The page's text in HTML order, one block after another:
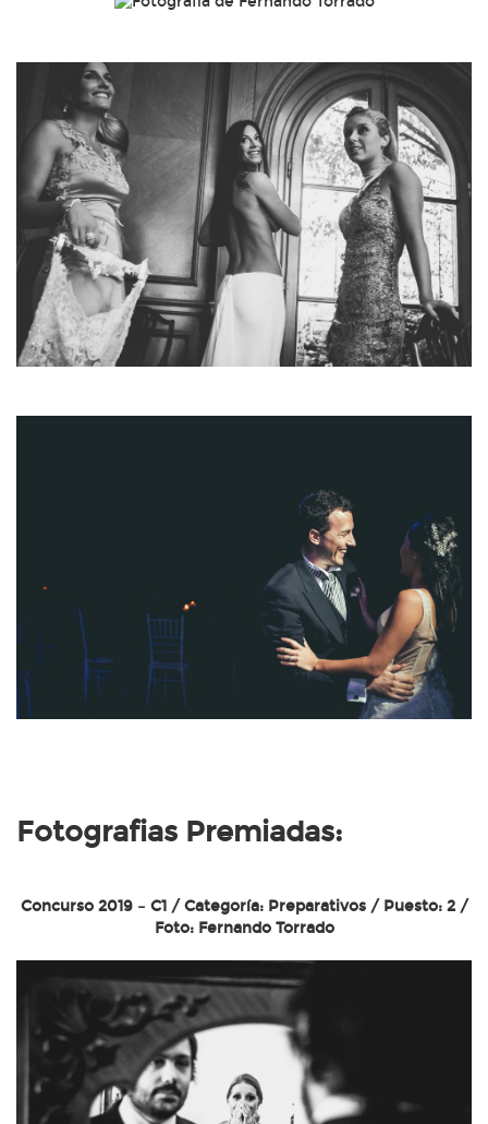
Fotografias Premiadas:
Concurso 2019 – C1 / Categoría: Preparativos / Puesto: 2 /
Foto: Fernando Torrado